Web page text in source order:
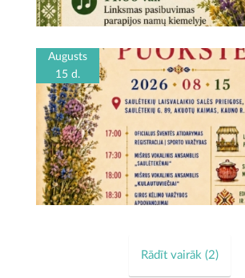
Augusts
15 d.
Rādīt vairāk (2)